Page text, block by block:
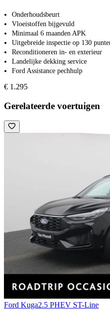
Onderhoudsbeurt
Vloeistoffen bijgevuld
Minimaal 6 maanden APK
Uitgebreide inspectie op 130
Reconditioneren in- en exterieur
Landelijke dekking service
Ford Assistance pechhulp
€ 1.295
Gerelateerde voertuigen
Ford Kuga2.5 PHEV ST-Line